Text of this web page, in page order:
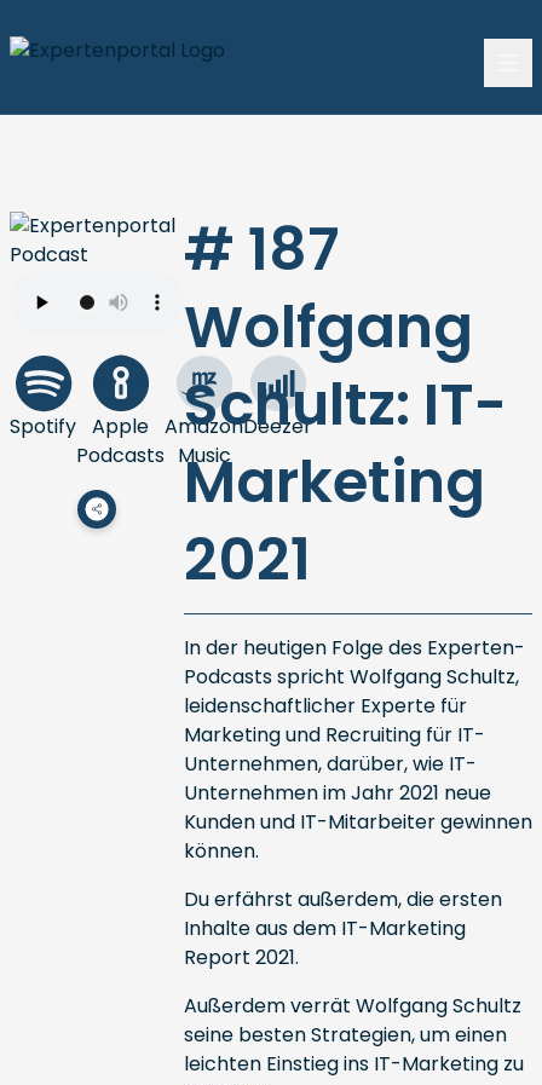
Spotify Apple
Podcasts
Amazon
Music
Deezer
# 187
Wolfgang
Schultz: IT-
Marketing
2021
In der heutigen Folge des Experten-
Podcasts spricht Wolfgang Schultz,
leidenschaftlicher Experte für
Marketing und Recruiting für IT-
Unternehmen, darüber, wie IT-
Unternehmen im Jahr 2021 neue
Kunden und IT-Mitarbeiter gewinnen
können.
Du erfährst außerdem, die ersten
Inhalte aus dem IT-Marketing
Report 2021.
Außerdem verrät Wolfgang Schultz
seine besten Strategien, um einen
leichten Einstieg ins IT-Marketing zu